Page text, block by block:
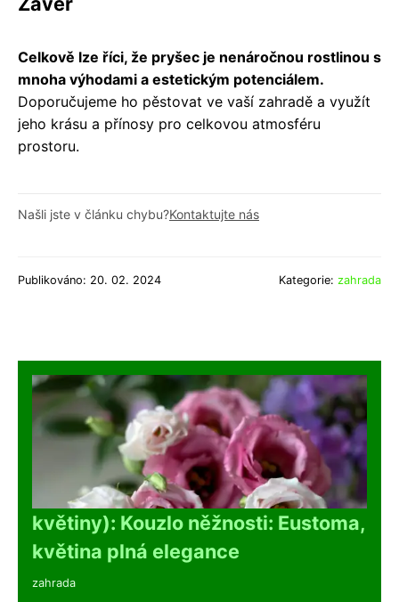
Celkově lze říci, že pryšec je nenáročnou rostlinou s
mnoha výhodami a estetickým potenciálem.
Doporučujeme ho pěstovat ve vaší zahradě a využít
jeho krásu a přínosy pro celkovou atmosféru
prostoru.
Našli jste v článku chybu?Kontaktujte nás
Publikováno: 20. 02. 2024 Kategorie: zahrada
květiny): Kouzlo něžnosti: Eustoma,
květina plná elegance
zahrada